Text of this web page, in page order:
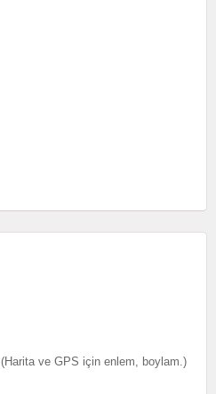
(Harita ve GPS için enlem, boylam.)